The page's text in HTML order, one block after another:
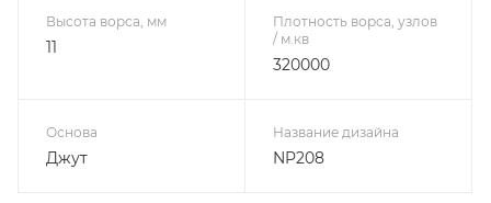
Высота ворса, мм
11
Плотность ворса, узлов
/ м.кв
320000
Основа
Джут
Название дизайна
NP208